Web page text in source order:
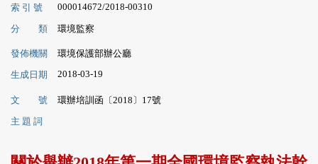
索 引 號
000014672/2018-00310
分 類 環境監察
發佈機關
環境保護部辦公廳
生成日期
2018-03-19
文 號
環辦培訓函〔2018〕17號
主 題 詞